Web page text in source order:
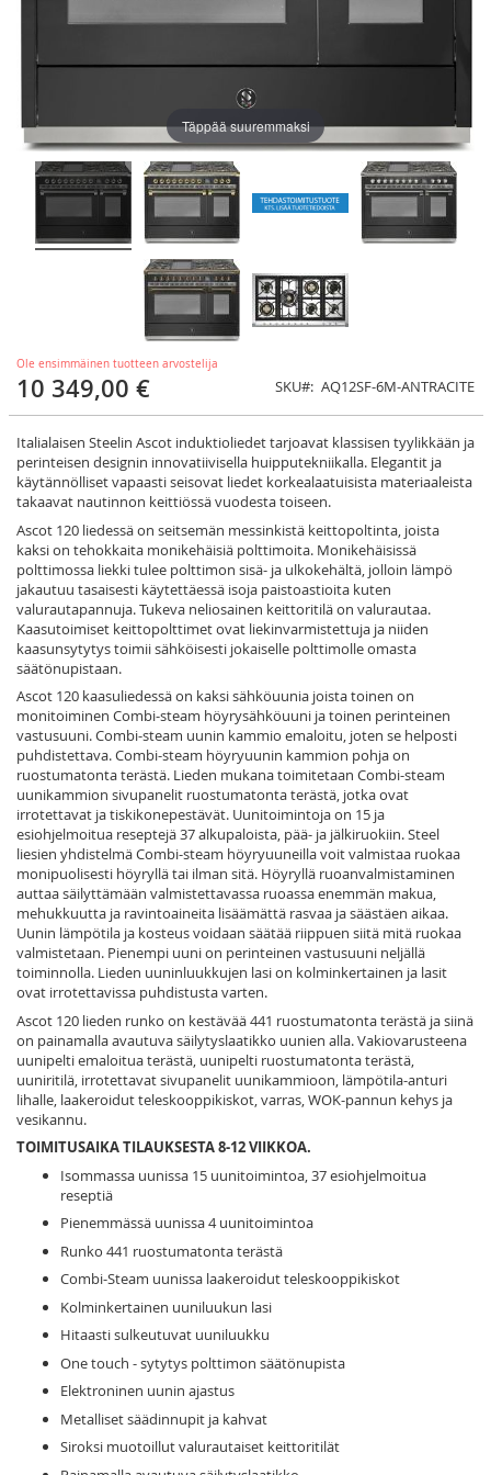
Ole ensimmäinen tuotteen arvostelija
10 349,00 € SKU AQ12SF-6M-ANTRACITE
Italialaisen Steelin Ascot induktioliedet tarjoavat klassisen tyylikkään ja
perinteisen designin innovatiivisella huipputekniikalla. Elegantit ja
käytännölliset vapaasti seisovat liedet korkealaatuisista materiaaleista
takaavat nautinnon keittiössä vuodesta toiseen.
Ascot 120 liedessä on seitsemän messinkistä keittopoltinta, joista
kaksi on tehokkaita monikehäisiä polttimoita. Monikehäisissä
polttimossa liekki tulee polttimon sisä- ja ulkokehältä, jolloin lämpö
jakautuu tasaisesti käytettäessä isoja paistoastioita kuten
valurautapannuja. Tukeva neliosainen keittoritilä on valurautaa.
Kaasutoimiset keittopolttimet ovat liekinvarmistettuja ja niiden
kaasunsytytys toimii sähköisesti jokaiselle polttimolle omasta
säätönupistaan.
Ascot 120 kaasuliedessä on kaksi sähköuunia joista toinen on
monitoiminen Combi-steam höyrysähköuuni ja toinen perinteinen
vastusuuni. Combi-steam uunin kammio emaloitu, joten se helposti
puhdistettava. Combi-steam höyryuunin kammion pohja on
ruostumatonta terästä. Lieden mukana toimitetaan Combi-steam
uunikammion sivupanelit ruostumatonta terästä, jotka ovat
irrotettavat ja tiskikonepestävät. Uunitoimintoja on 15 ja
esiohjelmoitua reseptejä 37 alkupaloista, pää- ja jälkiruokiin. Steel
liesien yhdistelmä Combi-steam höyryuuneilla voit valmistaa ruokaa
monipuolisesti höyryllä tai ilman sitä. Höyryllä ruoanvalmistaminen
auttaa säilyttämään valmistettavassa ruoassa enemmän makua,
mehukkuutta ja ravintoaineita lisäämättä rasvaa ja säästäen aikaa.
Uunin lämpötila ja kosteus voidaan säätää riippuen siitä mitä ruokaa
valmistetaan. Pienempi uuni on perinteinen vastusuuni neljällä
toiminnolla. Lieden uuninluukkujen lasi on kolminkertainen ja lasit
ovat irrotettavissa puhdistusta varten.
Ascot 120 lieden runko on kestävää 441 ruostumatonta terästä ja siinä
on painamalla avautuva säilytyslaatikko uunien alla. Vakiovarusteena
uunipelti emaloitua terästä, uunipelti ruostumatonta terästä,
uuniritilä, irrotettavat sivupanelit uunikammioon, lämpötila-anturi
lihalle, laakeroidut teleskooppikiskot, varras, WOK-pannun kehys ja
vesikannu.
TOIMITUSAIKA TILAUKSESTA 8-12 VIIKKOA.
Isommassa uunissa 15 uunitoimintoa, 37 esiohjelmoitua
reseptiä
Pienemmässä uunissa 4 uunitoimintoa
Runko 441 ruostumatonta terästä
Combi-Steam uunissa laakeroidut teleskooppikiskot
Kolminkertainen uuniluukun lasi
Hitaasti sulkeutuvat uuniluukku
One touch - sytytys polttimon säätönupista
Elektroninen uunin ajastus
Metalliset säädinnupit ja kahvat
Siroksi muotoillut valurautaiset keittoritilät
Täppää suuremmaksi